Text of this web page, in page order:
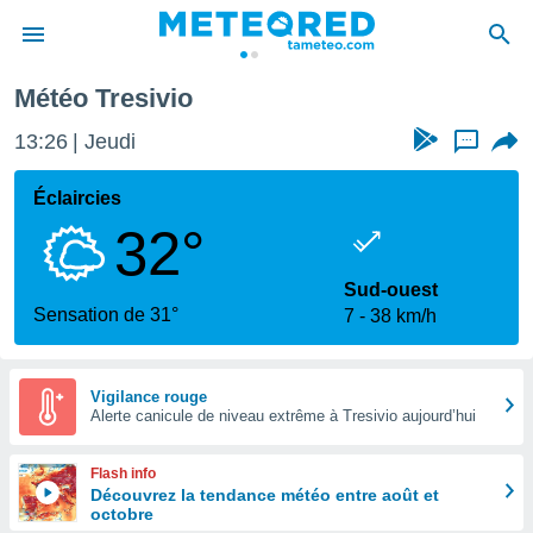
de
Météo Tresivio
13:26 Jeudi ...
Éclaircies
32°
Sensation de 31°
Sud-ouest
7
38 km/h
Vigilance rouge
Alerte canicule de niveau extrême à Tresivio aujourd’hui
Flash info
Découvrez la tendance météo entre août et
octobre